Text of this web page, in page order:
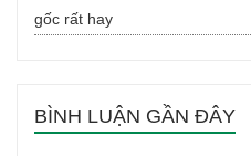
gốc rất hay
BÌNH LUẬN GẦN ĐÂY